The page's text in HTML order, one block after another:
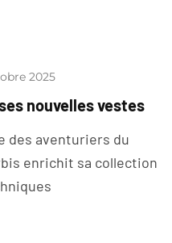
2025
nouvelles vestes
des aventuriers du
enrichit sa collection